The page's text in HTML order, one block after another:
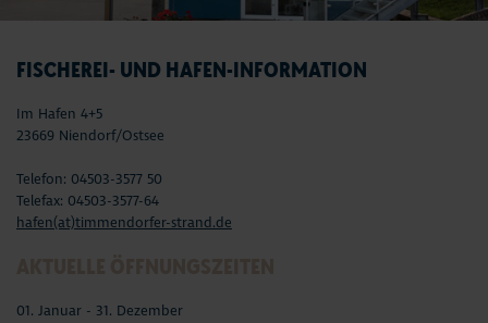
FISCHEREI- UND HAFEN-INFORMATION
Im Hafen 4+5
23669 Niendorf/Ostsee
Telefon: 04503-3577 50
Telefax: 04503-3577-64
hafen(at)timmendorfer-strand.de
01. Januar - 31. Dezember